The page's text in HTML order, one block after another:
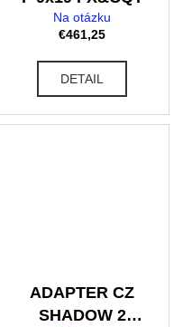
Na otázku
€461,25
DETAIL
ADAPTER CZ
SHADOW 2